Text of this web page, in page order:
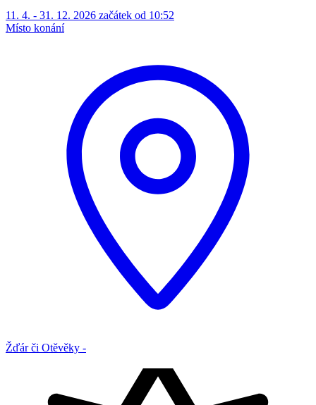
11. 4. - 31. 12. 2026 začátek od 10:52
Místo konání
Žďár či Otěvěky -